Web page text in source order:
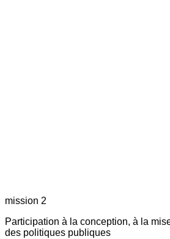
mission 2
Participation à la conception, à la
des politiques publiques